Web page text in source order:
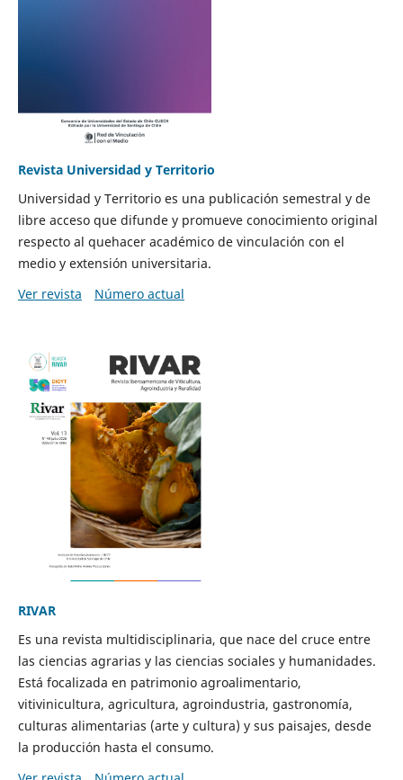
Revista Universidad y Territorio
Universidad y Territorio es una publicación semestral y de
libre acceso que difunde y promueve conocimiento original
respecto al quehacer académico de vinculación con el
medio y extensión universitaria.
Ver revista
Número actual
RIVAR
Es una revista multidisciplinaria, que nace del cruce entre
las ciencias agrarias y las ciencias sociales y humanidades.
Está focalizada en patrimonio agroalimentario,
vitivinicultura, agricultura, agroindustria, gastronomía,
culturas alimentarias (arte y cultura) y sus paisajes, desde
la producción hasta el consumo.